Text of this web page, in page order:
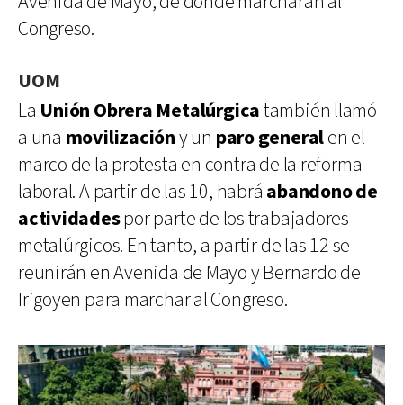
Congreso.
UOM
La Unión Obrera Metalúrgicatambién llamó
a una movilizacióny un paro generalen el
marco de la protesta en contra de la reforma
laboral. A partir de las 10, habrá abandono de
actividadespor parte de los trabajadores
metalúrgicos. En tanto, a partir de las 12 se
reunirán en Avenida de Mayo y Bernardo de
Irigoyen para marchar al Congreso.